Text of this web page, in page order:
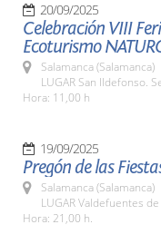
20/09/2025
Celebración VIII
Ecoturismo
Salamanca (Salamanca)
LUGAR San Ildefonso.
Hora: 11,00 h
19/09/2025
Pregón de las
Salamanca (Salamanca)
LUGAR Valdefuentes
Hora: 21,00 h.